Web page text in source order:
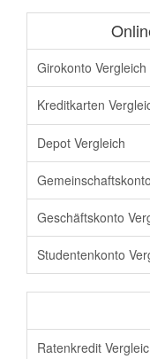
Girokonto Vergleich
Kreditkarten
Depot Vergleich
Geschäftskonto
Studentenkonto
Ratenkredit